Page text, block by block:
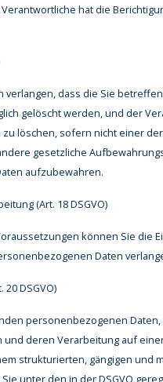
hat die
verlangen, dass die Sie
gelöscht werden, und der
löschen, sofern nicht einer der
gesetzliche
aufzubewahren.
(Art. 18 DSGVO)
können Sie die
Daten
DSGVO)
personenbezogenen Daten,
deren Verarbeitung auf
strukturierten, gängigen und
unter den in der DSGVO